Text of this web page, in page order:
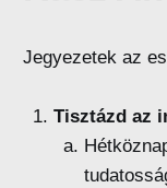
Jegyezetek az
Tisztázd az